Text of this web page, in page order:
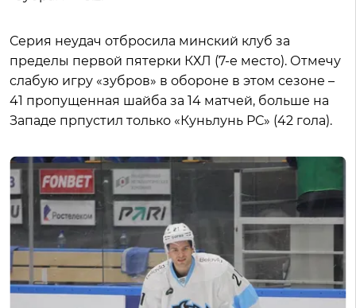
Серия неудач отбросила минский клуб за
пределы первой пятерки КХЛ (7-е место). Отмечу
слабую игру «зубров» в обороне в этом сезоне –
41 пропущенная шайба за 14 матчей, больше на
Западе прпустил только «Куньлунь РС» (42 гола).